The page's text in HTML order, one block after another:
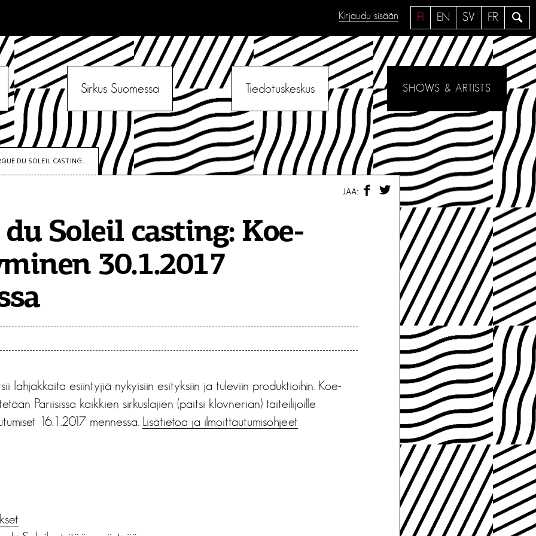
a
e
FI EN SV FR
Kirjaudu sisään
Sirkus Suomessa Tiedotuskeskus SHOWS & ARTISTS
DU SOLEIL CASTING:...
Soleil casting: Koe-
30.1.2017
JAA:
F
W
lahjakkaita esiintyjiä nykyisiin esityksiin ja tuleviin produktioihin. Koe-
Pariisissa kaikkien sirkuslajien (paitsi klovnerian) taiteilijoille
16.1.2017 mennessä. Lisätietoa ja ilmoittautumisohjeet